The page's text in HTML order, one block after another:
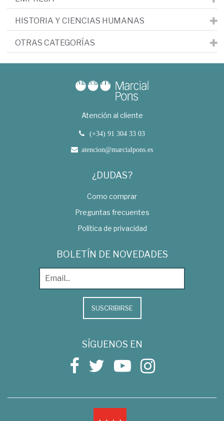
HISTORIA Y CIENCIAS HUMANAS
OTRAS CATEGORÍAS
Atención al cliente
(+34) 91 304 33 03
atencion@marcialpons.es
¿DUDAS?
Como comprar
Preguntas frecuentes
Política de privacidad
BOLETÍN DE NOVEDADES
SUSCRIBIRSE
SÍGUENOS EN